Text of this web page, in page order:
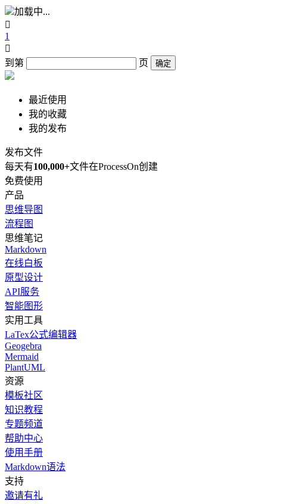
加载中...

1

到第
页 确定
最近使用
我的收藏
我的发布
发布文件
每天有100,000+文件在ProcessOn创建
免费使用
产品
思维导图
流程图
思维笔记
Markdown
在线白板
原型设计
API服务
智能图形
实用工具
LaTex公式编辑器
Geogebra
Mermaid
PlantUML
资源
模板社区
知识教程
专题频道
帮助中心
使用手册
Markdown语法
支持
邀请有礼